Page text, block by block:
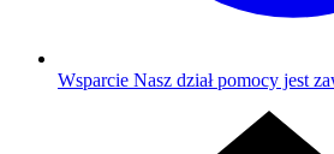
Wsparcie Nasz dział pomocy jest